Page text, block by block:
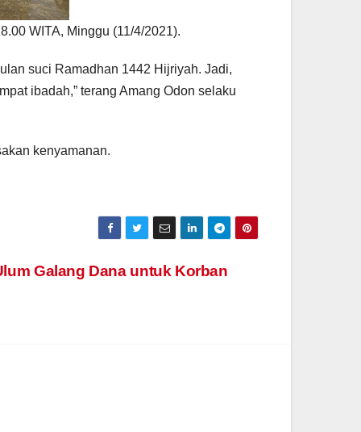
WITA, Minggu (11/4/2021).
suci Ramadhan 1442 Hijriyah. Jadi,
ibadah,” terang Amang Odon selaku
kenyamanan.
Galang Dana untuk Korban